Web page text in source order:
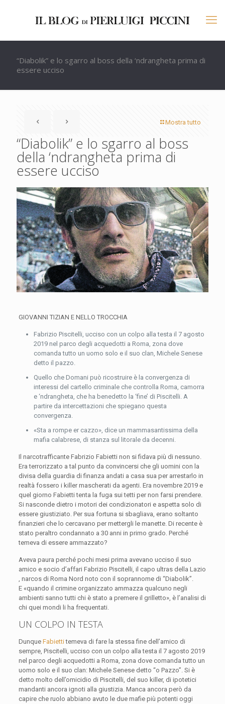
“Diabolik” e lo sgarro al boss della ‘ndrangheta prima di
essere ucciso
Mostra tutto
“Diabolik” e lo sgarro al boss
della ‘ndrangheta prima di
essere ucciso
GIOVANNI TIZIAN E NELLO TROCCHIA
Fabrizio Piscitelli, ucciso con un colpo alla testa il 7 agosto
2019 nel parco degli acquedotti a Roma, zona dove
comanda tutto un uomo solo e il suo clan, Michele Senese
detto il pazzo.
Quello che Domani può ricostruire è la convergenza di
interessi del cartello criminale che controlla Roma, camorra
e ‘ndrangheta, che ha benedetto la ‘fine’ di Piscitelli. A
partire da intercettazioni che spiegano questa
convergenza.
«Sta a rompe er cazzo», dice un mammasantissima della
mafia calabrese, di stanza sul litorale da decenni.
Il narcotrafficante Fabrizio Fabietti non si fidava più di nessuno.
Era terrorizzato a tal punto da convincersi che gli uomini con la
divisa della guardia di finanza andati a casa sua per arrestarlo in
realtà fossero i killer mascherati da agenti. Era novembre 2019 e
quel giorno Fabietti tenta la fuga sui tetti per non farsi prendere.
Si nasconde dietro i motori dei condizionatori e aspetta solo di
essere giustiziato. Per sua fortuna si sbagliava, erano soltanto
finanzieri che lo cercavano per mettergli le manette. Di recente è
stato peraltro condannato a 30 anni in primo grado. Perché
temeva di essere ammazzato?
Aveva paura perché pochi mesi prima avevano ucciso il suo
amico e socio d’affari Fabrizio Piscitelli, il capo ultras della Lazio
, narcos di Roma Nord noto con il soprannome di “Diabolik”.
E «quando il crimine organizzato ammazza qualcuno negli
ambienti sanno tutti chi è stato a premere il grilletto», è l’analisi di
chi quei mondi li ha frequentati.
UN COLPO IN TESTA
DunqueFabiettitemeva di fare la stessa fine dell’amico di
sempre, Piscitelli, ucciso con un colpo alla testa il 7 agosto 2019
nel parco degli acquedotti a Roma, zona dove comanda tutto un
uomo solo e il suo clan: Michele Senese detto “o Pazzo”. Si è
detto molto dell’omicidio di Piscitelli, del suo killer, di ipotetici
mandanti ancora ignoti alla giustizia. Manca ancora però da
capire che ruolo abbiano avuto le due mafie più potenti oggi